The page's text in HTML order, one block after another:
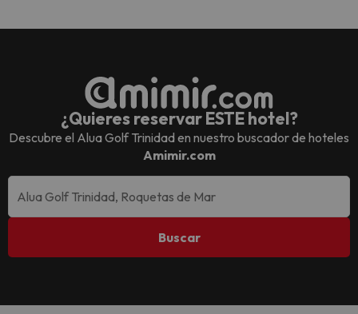
¿Quieres reservar ESTE hotel?
Descubre el Alua Golf Trinidaden nuestro buscador de hoteles
Amimir.com
Buscar